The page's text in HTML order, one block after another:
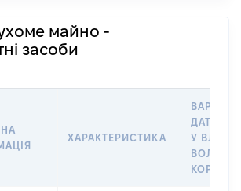
майно -
засоби
ХАРАКТЕРИСТИКА
ДАТУ
У